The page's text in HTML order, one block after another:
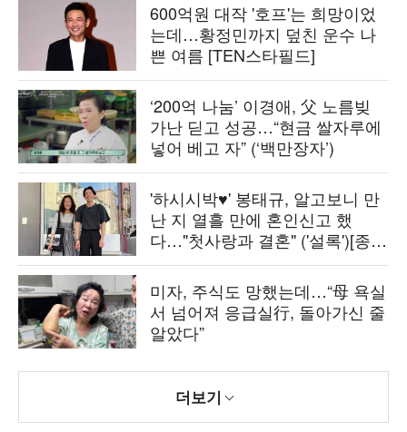
600억원 대작 '호프'는 희망이었
는데…황정민까지 덮친 운수 나
쁜 여름 [TEN스타필드]
‘200억 나눔’ 이경애, 父 노름빚
가난 딛고 성공…“현금 쌀자루에
넣어 베고 자” (‘백만장자’)
'하시시박♥' 봉태규, 알고보니 만
난 지 열흘 만에 혼인신고 했
다…"첫사랑과 결혼" ('설록')[종
합]
미자, 주식도 망했는데…“母 욕실
서 넘어져 응급실行, 돌아가신 줄
알았다”
더보기